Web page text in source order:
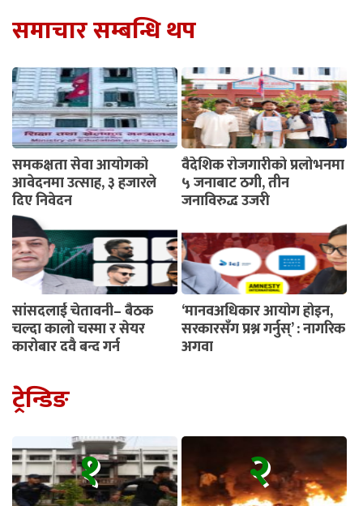
समाचार सम्बन्धि थप
समकक्षता सेवा आयोगको
आवेदनमा उत्साह, ३ हजारले
दिए निवेदन
वैदेशिक रोजगारीको प्रलोभनमा
५ जनाबाट ठगी, तीन
जनाविरुद्ध उजुरी
सांसदलाई चेतावनी– बैठक
चल्दा कालो चस्मा र सेयर
कारोबार दुवै बन्द गर्नू
‘मानवअधिकार आयोग होइन,
सरकारसँग प्रश्न गर्नुस्’ : नागरिक
अगुवा
ट्रेन्डिङ
१ २